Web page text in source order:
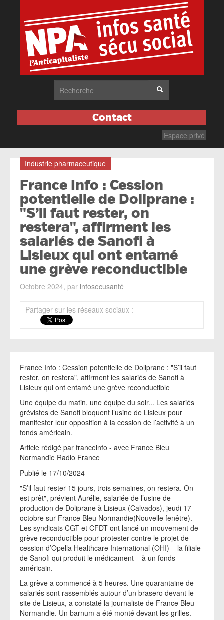
Contact
Espace privé
Industrie pharmaceutique
France Info : Cession
potentielle de Doliprane :
"S’il faut rester, on
restera", affirment les
salariés de Sanofi à
Lisieux qui ont entamé
une grève reconductible
Octobre 2024, par infosecusanté
Partager sur les réseaux sociaux :
France Info : Cession potentielle de Doliprane : "S’il faut
rester, on restera", affirment les salariés de Sanofi à
Lisieux qui ont entamé une grève reconductible
Une équipe du matin, une équipe du soir... Les salariés
grévistes de Sanofi bloquent l’usine de Lisieux pour
manifester leur opposition à la cession de l’activité à un
fonds américain.
Article rédigé par franceinfo - avec France Bleu
Normandie Radio France
Publié le 17/10/2024
"S’il faut rester 15 jours, trois semaines, on restera. On
est prêt", prévient Aurélie, salariée de l’usine de
production de Doliprane à Lisieux (Calvados), jeudi 17
octobre sur France Bleu Normandie(Nouvelle fenêtre).
Les syndicats CGT et CFDT ont lancé un mouvement de
grève reconductible pour protester contre le projet de
cession d’Opella Healthcare International (OHI) – la filiale
de Sanofi qui produit le médicament – à un fonds
américain.
La grève a commencé à 5 heures. Une quarantaine de
salariés sont rassemblés autour d’un brasero devant le
site de Lisieux, a constaté la journaliste de France Bleu
Normandie. Un barnum a été monté devant les grilles.